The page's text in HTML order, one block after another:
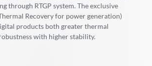
through RTGP system. The exclusive
Recovery for power generation)
products both greater thermal
with higher stability.